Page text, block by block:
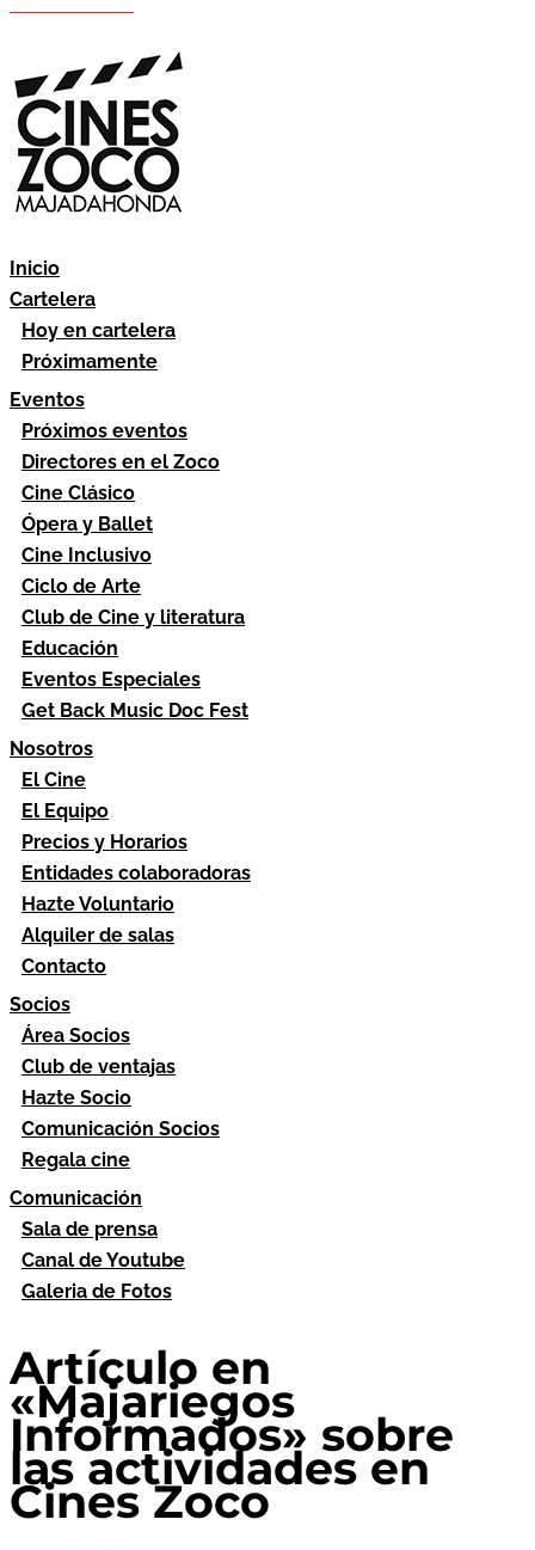
Inicio
Cartelera
Hoy en cartelera
Próximamente
Eventos
Próximos eventos
Directores en el Zoco
Cine Clásico
Ópera y Ballet
Cine Inclusivo
Ciclo de Arte
Club de Cine y literatura
Educación
Eventos Especiales
Get Back Music Doc Fest
Nosotros
El Cine
El Equipo
Precios y Horarios
Entidades colaboradoras
Hazte Voluntario
Alquiler de salas
Contacto
Socios
Área Socios
Club de ventajas
Hazte Socio
Comunicación Socios
Regala cine
Comunicación
Sala de prensa
Canal de Youtube
Galeria de Fotos
Artículo en
«Majariegos
Informados» sobre
las actividades en
Cines Zoco